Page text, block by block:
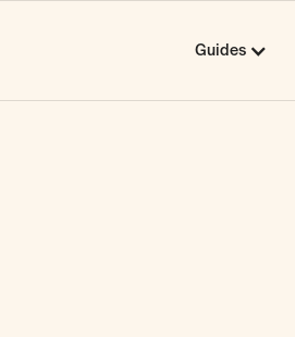
Guides